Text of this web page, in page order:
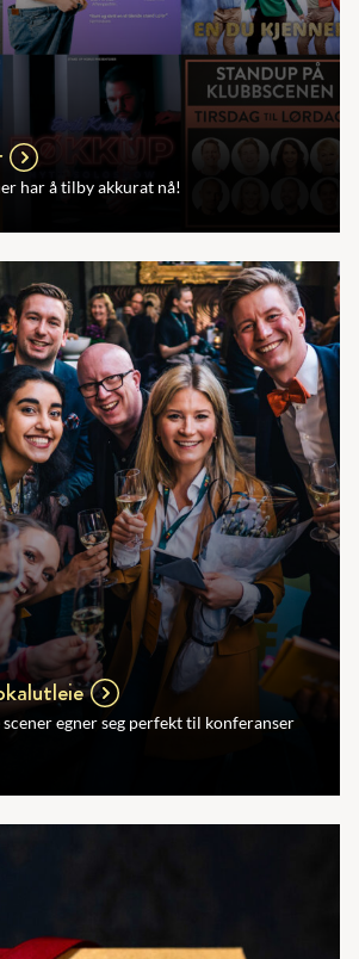
har å tilby akkurat nå!
egner seg perfekt til konferanser